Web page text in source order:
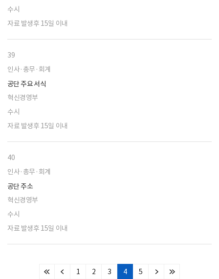
수시
자료 발생후 15일 이내
39
인사·총무·회계
공단 주요 서식
혁신경영부
수시
자료 발생후 15일 이내
40
인사·총무·회계
공단 주소
혁신경영부
수시
자료 발생후 15일 이내
처
이
1 2 3 4 5
다
마